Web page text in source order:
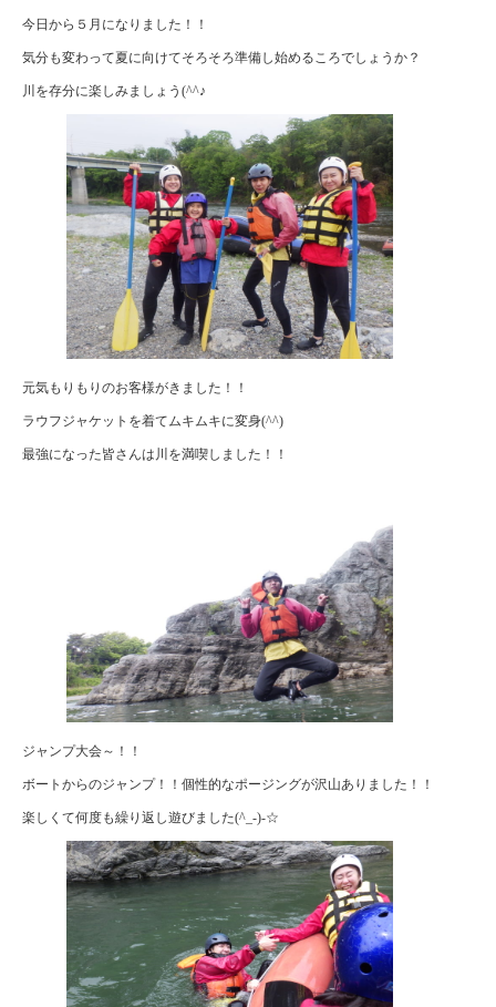
今日から５月になりました！！
気分も変わって夏に向けてそろそろ準備し始めるころでしょうか？
川を存分に楽しみましょう(^^♪
元気もりもりのお客様がきました！！
ラウフジャケットを着てムキムキに変身(^^)
最強になった皆さんは川を満喫しました！！
ジャンプ大会～！！
ボートからのジャンプ！！個性的なポージングが沢山ありました！！
楽しくて何度も繰り返し遊びました(^_-)-☆